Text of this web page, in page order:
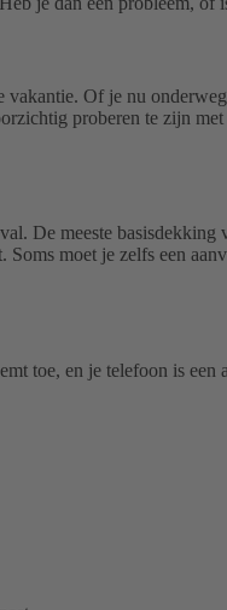
Of je nu
proberen te zijn
De meeste
moet je zelfs een
toe, en je telefoon is